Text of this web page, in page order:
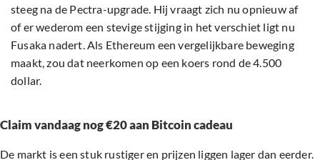
steeg na de Pectra-upgrade. Hij vraagt zich nu opnieuw af
of er wederom een stevige stijging in het verschiet ligt nu
Fusaka nadert. Als Ethereum een vergelijkbare beweging
maakt, zou dat neerkomen op een koers rond de 4.500
dollar.
Claim vandaag nog €20 aan Bitcoin cadeau
De markt is een stuk rustiger en prijzen liggen lager dan eerder.